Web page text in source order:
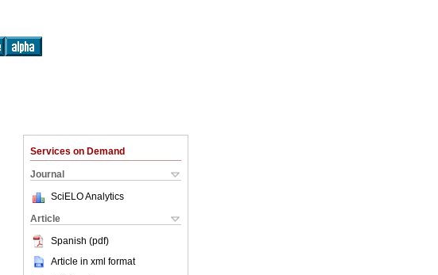
Services on Demand
Journal
SciELO Analytics
Article
Spanish (pdf)
Article in xml format